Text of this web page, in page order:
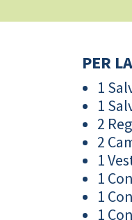
PER
1
1
2
2
1
1
1
1